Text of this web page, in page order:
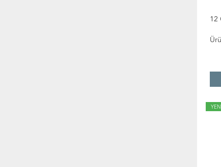
12
YENİ